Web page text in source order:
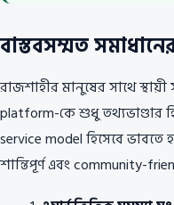
বাস্তবসম্মত
রাজশাহীর মানুষের সাথে
platform-কে শুধু তথ্যভাণ্ডার
service model হিসেবে ভাবতে
শান্তিপূর্ণ এবং community-